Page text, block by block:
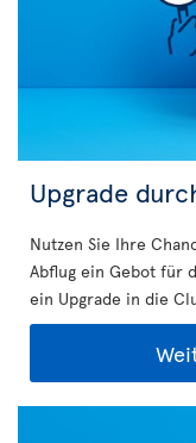
Upgrade
Nutzen Sie Ihre
Abflug ein Gebot für
ein Upgrade in die